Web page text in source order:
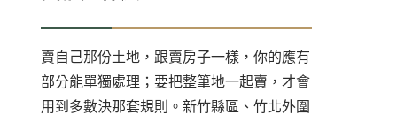
賣自己那份土地，跟賣房子一樣，你的應有
部分能單獨處理；要把整筆地一起賣，才會
用到多數決那套規則。新竹縣區、竹北外圍